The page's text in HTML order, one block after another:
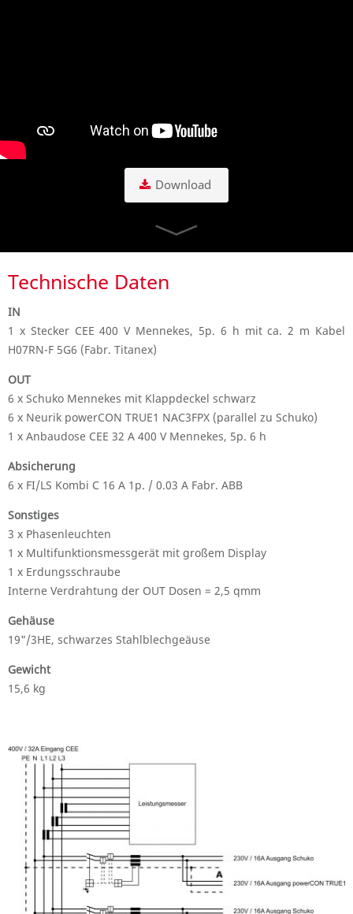
Download
Technische Daten
IN
1 x Stecker CEE 400 V Mennekes, 5p. 6 h mit ca. 2 m Kabel
H07RN-F 5G6 (Fabr. Titanex)
OUT
6 x Schuko Mennekes mit Klappdeckel schwarz
6 x Neurik powerCON TRUE1 NAC3FPX (parallel zu Schuko)
1 x Anbaudose CEE 32 A 400 V Mennekes, 5p. 6 h
Absicherung
6 x FI/LS Kombi C 16 A 1p. / 0.03 A Fabr. ABB
Sonstiges
3 x Phasenleuchten
1 x Multifunktionsmessgerät mit großem Display
1 x Erdungsschraube
Interne Verdrahtung der OUT Dosen = 2,5 qmm
Gehäuse
19"/3HE, schwarzes Stahlblechgeäuse
Gewicht
15,6 kg